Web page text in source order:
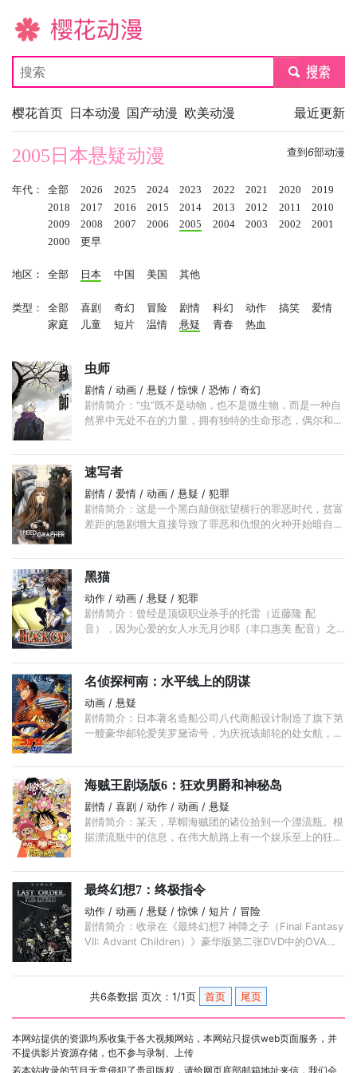
樱花动漫
submit
樱花首页 日本动漫 国产动漫 欧美动漫 最近更新
查到 6部动漫
2005日本悬疑动漫
年代： 全部 2026 2025 2024 2023 2022 2021 2020
2019
2018
2017 2016 2015 2014 2013 2012 2011
2010
2009
2008 2007 2006 2005 2004 2003 2002
2001
2000
更早
地区： 全部 日本 中国 美国 其他
类型： 全部 喜剧 奇幻 冒险 剧情 科幻 动作 搞笑
爱情
家庭
儿童 短片 温情 悬疑 青春 热血
虫师
剧情 / 动画 / 悬疑 / 惊悚 / 恐怖 / 奇幻
剧情简介：“虫”既不是动物，也不是微生物，而是一种自
然界中无处不在的力量，拥有独特的生命形态，偶尔和人
速写者
剧情 / 爱情 / 动画 / 悬疑 / 犯罪
剧情简介：这是一个黑白颠倒欲望横行的罪恶时代，贫富
差距的急剧增大直接导致了罪恶和仇恨的火种开始暗自燃
...
黑猫
动作 / 动画 / 悬疑 / 犯罪
剧情简介：曾经是顶级职业杀手的托雷（近藤隆 配
音），因为心爱的女人水无月沙耶（丰口惠美 配音）之
名侦探柯南：水平线上的阴谋
动画 / 悬疑
剧情简介：日本著名造船公司八代商船设计制造了旗下第
一艘豪华邮轮爱芙罗黛谛号，为庆祝该邮轮的处女航，八
海贼王剧场版6：狂欢男爵和神秘岛
剧情 / 喜剧 / 动作 / 动画 / 悬疑
剧情简介：某天，草帽海贼团的诸位拾到一个漂流瓶。根
据漂流瓶中的信息，在伟大航路上有一个娱乐至上的狂欢
最终幻想7：终极指令
动作 / 动画 / 悬疑 / 惊悚 / 短片 / 冒险
剧情简介：收录在《最终幻想7 神降之子（Final Fantasy
VII: Advant Children）》豪华版第二张DVD中的OVA作
共6条数据 页次：1/1页 首页 尾页
本网站提供的资源均系收集于各大视频网站，本网站只提供web页面服务，并
不提供影片资源存储，也不参与录制、上传
若本站收录的节目无意侵犯了贵司版权，请给网页底部邮箱地址来信，我们会